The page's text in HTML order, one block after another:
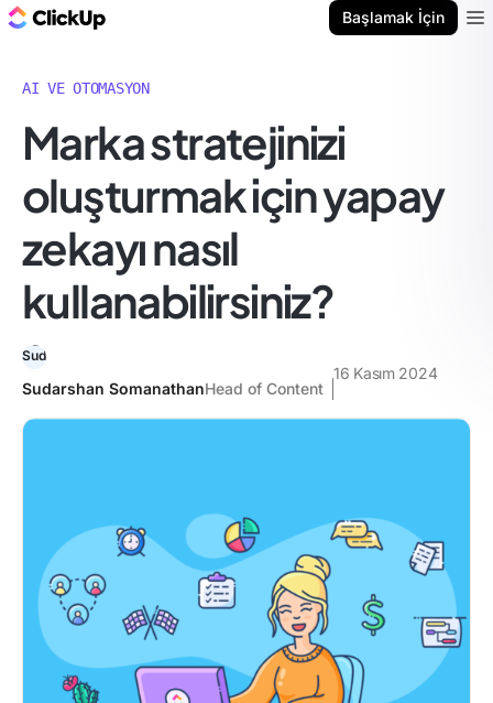
Başlamak İçin
AI VE OTOMASYON
Marka stratejinizi
oluşturmak için yapay
zekayı nasıl
kullanabilirsiniz?
Sudarshan SomanathanHead of Content
16 Kasım 2024